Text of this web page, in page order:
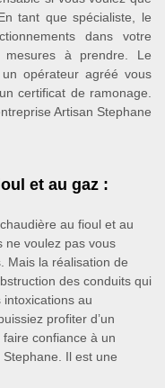
tant que spécialiste, le
dans votre
à prendre. Le
opérateur agréé vous
certificat de ramonage.
Artisan Stephane
et au gaz :
au fioul et au
ne voulez pas vous
Mais la réalisation de
des conduits qui
au
profiter d’un
confiance à un
Il est une